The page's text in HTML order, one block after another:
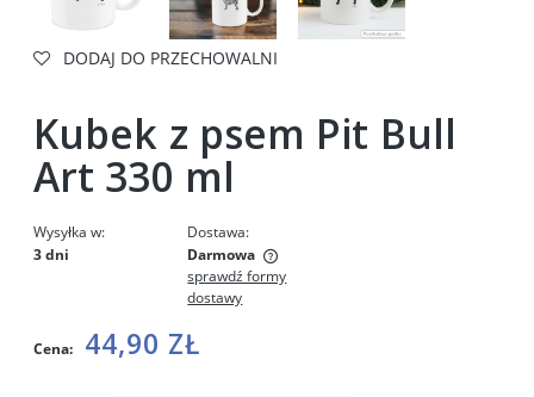
DODAJ DO PRZECHOWALNI
Kubek z psem Pit Bull
Art 330 ml
Wysyłka w:
3 dni
Dostawa:
Darmowa
Cena nie zawiera ewentualnych kosztów płatności
sprawdź formy
dostawy
Cena: 44,90 ZŁ